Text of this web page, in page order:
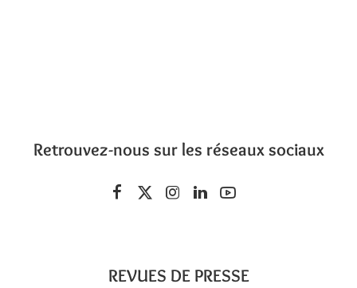
Retrouvez-nous sur les réseaux sociaux
REVUES DE PRESSE